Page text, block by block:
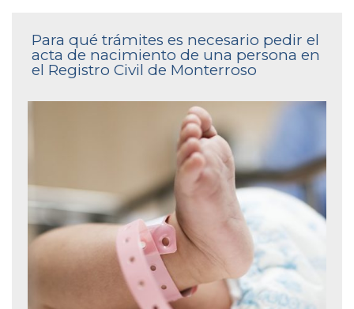
Para qué trámites es necesario pedir el
acta de nacimiento de una persona en
el Registro Civil de Monterroso